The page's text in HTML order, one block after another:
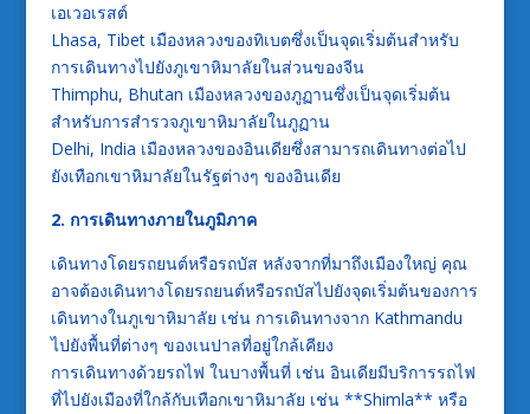
เอเวอเรสต์
Lhasa, Tibet เมืองหลวงของทิเบตซึ่งเป็นจุดเริ่มต้นสำหรับ
การเดินทางไปยังภูเขาหิมาลัยในส่วนของจีน
Thimphu, Bhutan เมืองหลวงของภูฏานซึ่งเป็นจุดเริ่มต้น
สำหรับการสำรวจภูเขาหิมาลัยในภูฏาน
Delhi, India เมืองหลวงของอินเดียซึ่งสามารถเดินทางต่อไป
ยังเทือกเขาหิมาลัยในรัฐต่างๆ ของอินเดีย
2. การเดินทางภายในภูมิภาค
เดินทางโดยรถยนต์หรือรถบัส หลังจากที่มาถึงเมืองใหญ่ คุณ
อาจต้องเดินทางโดยรถยนต์หรือรถบัสไปยังจุดเริ่มต้นของการ
เดินทางในภูเขาหิมาลัย เช่น การเดินทางจาก Kathmandu
ไปยังพื้นที่ต่างๆ ของเนปาลที่อยู่ใกล้เคียง
การเดินทางด้วยรถไฟ ในบางพื้นที่ เช่น อินเดียมีบริการรถไฟ
ที่ไปยังเมืองที่ใกล้กับเทือกเขาหิมาลัย เช่น **Shimla** หรือ